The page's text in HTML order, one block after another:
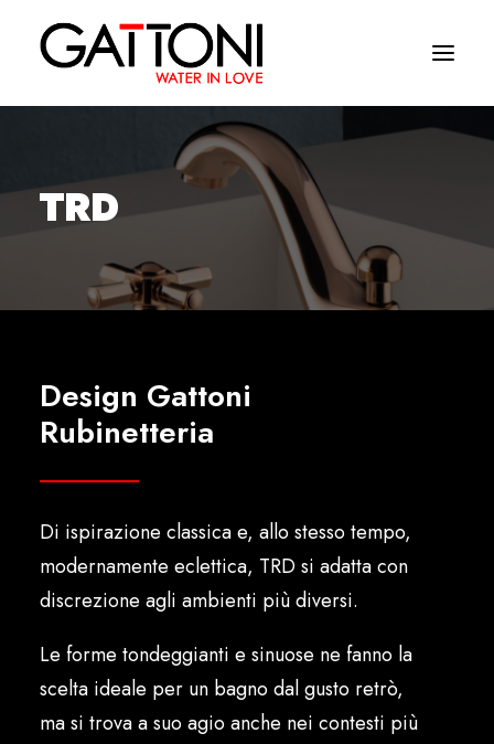
Ambienti
Prodotti
Finiture
Dove acquistare
TRD
Design Gattoni
Rubinetteria
Di ispirazione classica e, allo stesso tempo,
modernamente eclettica, TRD si adatta con
discrezione agli ambienti più diversi.
Le forme tondeggianti e sinuose ne fanno la
scelta ideale per un bagno dal gusto retrò,
ma si trova a suo agio anche nei contesti più